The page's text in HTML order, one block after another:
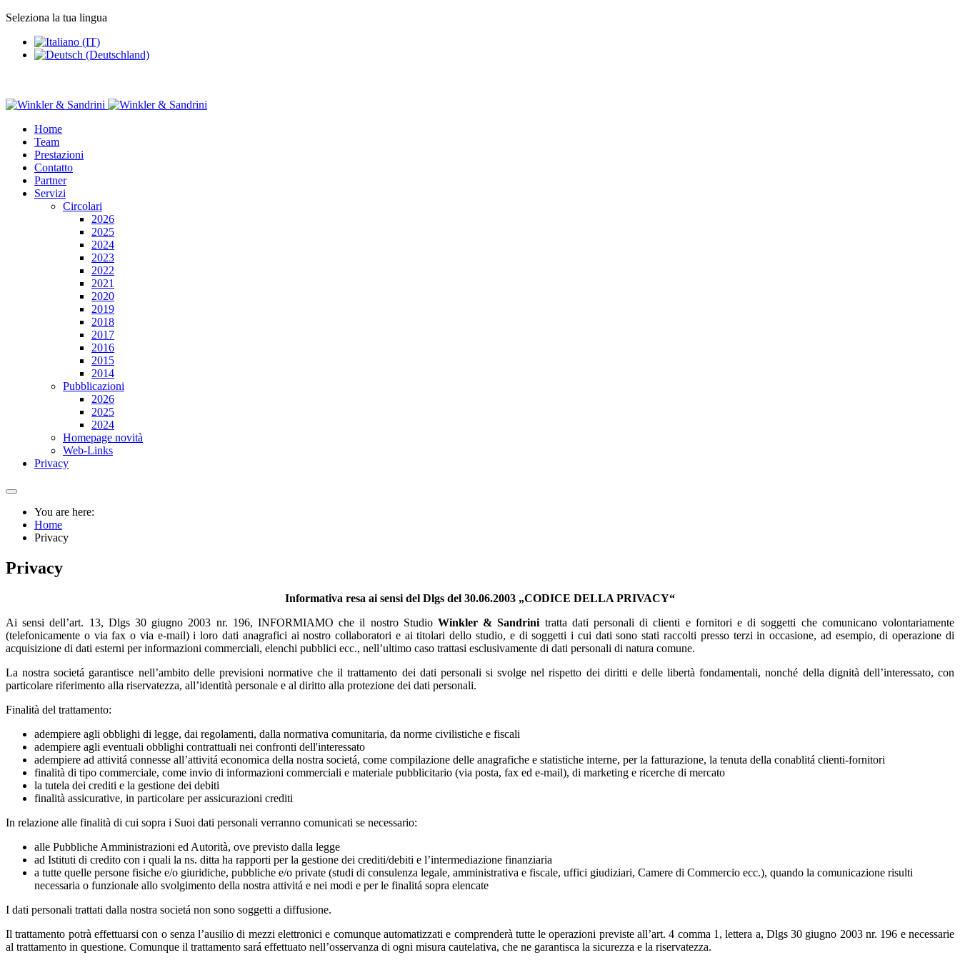
Seleziona la tua lingua
Home
Team
Prestazioni
Contatto
Partner
Servizi
Circolari
2026
2025
2024
2023
2022
2021
2020
2019
2018
2017
2016
2015
2014
Pubblicazioni
2026
2025
2024
Homepage novità
Web-Links
Privacy
You are here:
Home
Privacy
Privacy
Informativa resa ai sensi del Dlgs del 30.06.2003 „CODICE DELLA PRIVACY“
Ai sensi dell’art. 13, Dlgs 30 giugno 2003 nr. 196, INFORMIAMO che il nostro Studio Winkler & Sandrini tratta dati personali di clienti e fornitori e di soggetti che comunicano volontariamente
(telefonicamente o via fax o via e-mail) i loro dati anagrafici ai nostro collaboratori e ai titolari dello studio, e di soggetti i cui dati sono stati raccolti presso terzi in occasione, ad esempio, di operazione di
acquisizione di dati esterni per informazioni commerciali, elenchi pubblici ecc., nell’ultimo caso trattasi esclusivamente di dati personali di natura comune.
La nostra societá garantisce nell’ambito delle previsioni normative che il trattamento dei dati personali si svolge nel rispetto dei diritti e delle libertà fondamentali, nonché della dignità dell’interessato, con
particolare riferimento alla riservatezza, all’identità personale e al diritto alla protezione dei dati personali.
Finalità del trattamento:
adempiere agli obblighi di legge, dai regolamenti, dalla normativa comunitaria, da norme civilistiche e fiscali
adempiere agli eventuali obblighi contrattuali nei confronti dell'interessato
adempiere ad attivitá connesse all’attivitá economica della nostra societá, come compilazione delle anagrafiche e statistiche interne, per la fatturazione, la tenuta della conablitá clienti-fornitori
finalità di tipo commerciale, come invio di informazioni commerciali e materiale pubblicitario (via posta, fax ed e-mail), di marketing e ricerche di mercato
la tutela dei crediti e la gestione dei debiti
finalità assicurative, in particolare per assicurazioni crediti
In relazione alle finalità di cui sopra i Suoi dati personali verranno comunicati se necessario:
alle Pubbliche Amministrazioni ed Autorità, ove previsto dalla legge
ad Istituti di credito con i quali la ns. ditta ha rapporti per la gestione dei crediti/debiti e l’intermediazione finanziaria
a tutte quelle persone fisiche e/o giuridiche, pubbliche e/o private (studi di consulenza legale, amministrativa e fiscale, uffici giudiziari, Camere di Commercio ecc.), quando la comunicazione risulti
necessaria o funzionale allo svolgimento della nostra attivitá e nei modi e per le finalitá sopra elencate
I dati personali trattati dalla nostra societá non sono soggetti a diffusione.
Il trattamento potrà effettuarsi con o senza l’ausilio di mezzi elettronici e comunque automatizzati e comprenderà tutte le operazioni previste all’art. 4 comma 1, lettera a, Dlgs 30 giugno 2003 nr. 196 e necessarie
al trattamento in questione. Comunque il trattamento sará effettuato nell’osservanza di ogni misura cautelativa, che ne garantisca la sicurezza e la riservatezza.